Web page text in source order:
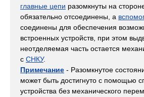
главные цепи разомкнуты на
обязательно отсоединены, а
соединены для обеспечения
встроенных устройств, при этом
неотделяемая часть остается
с СНКУ.
Примечание - Разомкнутое
может быть достигнуто с помощью
устройства без механического